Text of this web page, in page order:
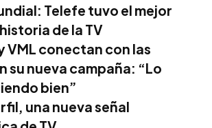
Telefe tuvo el mejor
de la TV
VML conectan con las
su nueva campaña: “Lo
bien”
una nueva señal